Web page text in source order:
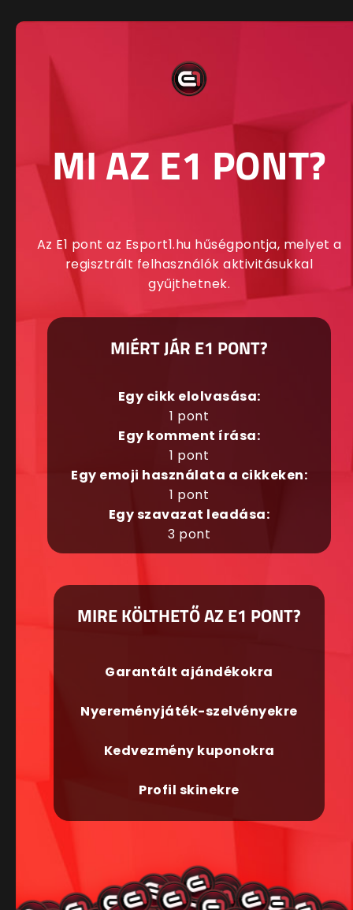
MI AZ E1 PONT?
Az E1 pont az Esport1.hu hűségpontja, melyet a
regisztrált felhasználók aktivitásukkal
gyűjthetnek.
MIÉRT JÁR E1 PONT?
Egy cikk elolvasása:
1 pont
Egy komment írása:
1 pont
Egy emoji használata a cikkeken:
1 pont
Egy szavazat leadása:
3 pont
MIRE KÖLTHETŐ AZ E1 PONT?
Garantált ajándékokra
Nyereményjáték-szelvényekre
Kedvezmény kuponokra
Profil skinekre